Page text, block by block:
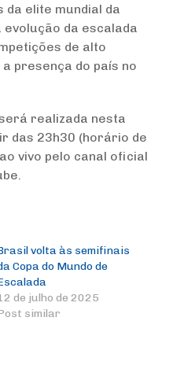
elite mundial da
da escalada
de alto
presença do país no
realizada nesta
das 23h30 (horário de
vivo pelo canal oficial
volta às semifinais
Copa do Mundo de
de julho de 2025
similar